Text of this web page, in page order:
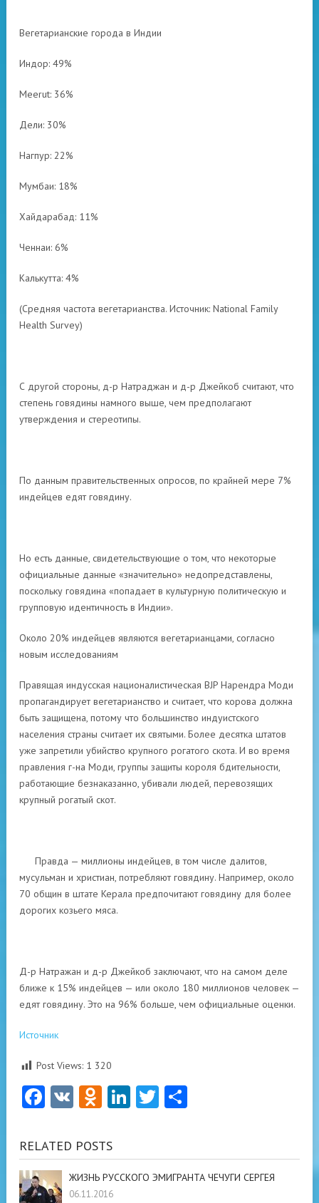
Вегетарианские города в Индии
Индор: 49%
Meerut: 36%
Дели: 30%
Нагпур: 22%
Мумбаи: 18%
Хайдарабад: 11%
Ченнаи: 6%
Калькутта: 4%
(Средняя частота вегетарианства. Источник: National Family
Health Survey)
С другой стороны, д-р Натраджан и д-р Джейкоб считают, что
степень говядины намного выше, чем предполагают
утверждения и стереотипы.
По данным правительственных опросов, по крайней мере 7%
индейцев едят говядину.
Но есть данные, свидетельствующие о том, что некоторые
официальные данные «значительно» недопредставлены,
поскольку говядина «попадает в культурную политическую и
групповую идентичность в Индии».
Около 20% индейцев являются вегетарианцами, согласно
новым исследованиям
Правящая индусская националистическая BJP Нарендра Моди
пропагандирует вегетарианство и считает, что корова должна
быть защищена, потому что большинство индуистского
населения страны считает их святыми. Более десятка штатов
уже запретили убийство крупного рогатого скота. И во время
правления г-на Моди, группы защиты короля бдительности,
работающие безнаказанно, убивали людей, перевозящих
крупный рогатый скот.
Правда — миллионы индейцев, в том числе далитов,
мусульман и христиан, потребляют говядину. Например, около
70 общин в штате Керала предпочитают говядину для более
дорогих козьего мяса.
Д-р Натражан и д-р Джейкоб заключают, что на самом деле
ближе к 15% индейцев — или около 180 миллионов человек —
едят говядину. Это на 96% больше, чем официальные оценки.
Источник
Post Views: 1 320
Facebook
VK Odnoklassniki
LinkedIn
Twitter
RELATED POSTS
ЖИЗНЬ РУССКОГО ЭМИГРАНТА ЧЕЧУГИ СЕРГЕЯ
06.11.2016